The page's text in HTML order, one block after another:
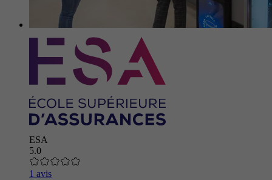
ESA
5.0
1 avis